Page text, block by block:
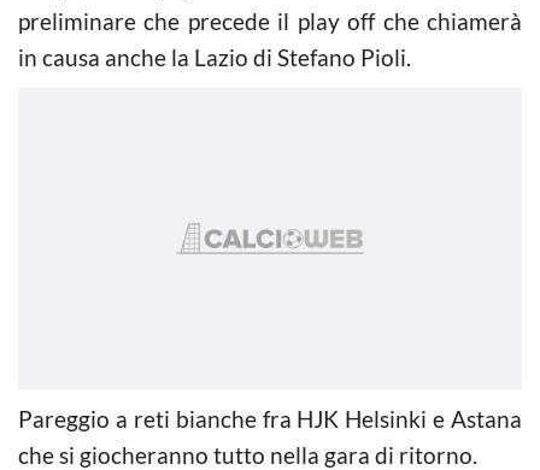
preliminare che precede il play off che chiamerà
in causa anche la Lazio di Stefano Pioli.
Pareggio a reti bianche fra HJK Helsinki e Astana
che si giocheranno tutto nella gara di ritorno.